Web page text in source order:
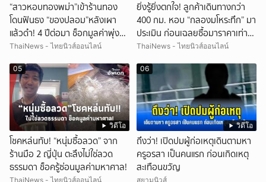
“สาวหอบทองพม่า”เข้าร้านทอง
โดนฟันธง “ของปลอม”หลังเผา
แล้วดำ! 4 ปีต่อมา ช็อกมูลค่าพุ่ง
มหาศาล!
ThaiNews - ไทยนิวส์ออนไลน์
ยิ่งรู้ยิ่งตกใจ! ลูกค้าเดินทางกว่า
400 กม. หอบ “กลองมโหระทึก” มา
ประเมิน ก่อนเฉลยซื้อมาราคาเท่า
ไหร่?
ThaiNews - ไทยนิวส์ออนไลน์
วิดีโอ
05
โชคหล่นทับ! “หนุ่มซื้อลวด” จาก
ร้านมือ 2 ญี่ปุ่น ตะลึงไม่ใช่ลวด
ธรรมดา ช็อครู้ซ่อนมูลค่ามหาศาล!
ThaiNews - ไทยนิวส์ออนไลน์
วิดีโอ
06
ถึงว่า! เปิดปมผู้ก่อเหตุเดินตามหา
ครูอรสา เป็นคนแรก ก่อนเกิดเหตุ
สะเทือนขวัญ
สยามนิวส์